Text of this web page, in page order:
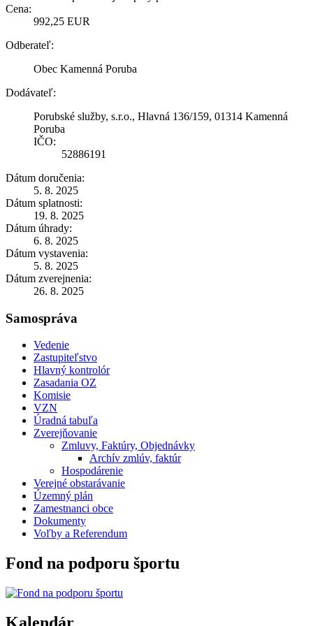
Cena:
992,25 EUR
Odberateľ:
Obec Kamenná Poruba
Dodávateľ:
Porubské služby, s.r.o., Hlavná 136/159, 01314 Kamenná
Poruba
IČO:
52886191
Dátum doručenia:
5. 8. 2025
Dátum splatnosti:
19. 8. 2025
Dátum úhrady:
6. 8. 2025
Dátum vystavenia:
5. 8. 2025
Dátum zverejnenia:
26. 8. 2025
Samospráva
Vedenie
Zastupiteľstvo
Hlavný kontrolór
Zasadania OZ
Komisie
VZN
Úradná tabuľa
Zverejňovanie
Zmluvy, Faktúry, Objednávky
Archív zmlúv, faktúr
Hospodárenie
Verejné obstarávanie
Územný plán
Zamestnanci obce
Dokumenty
Voľby a Referendum
Fond na podporu športu